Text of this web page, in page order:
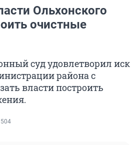
Ольхонского
очистные
суд удовлетворил иск
района с
власти построить
504